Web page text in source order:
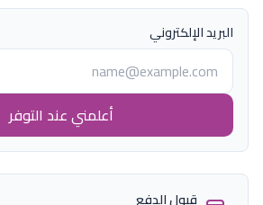
البريد الإلكتروني
أعلمني عند التوفر
قبول الدفع